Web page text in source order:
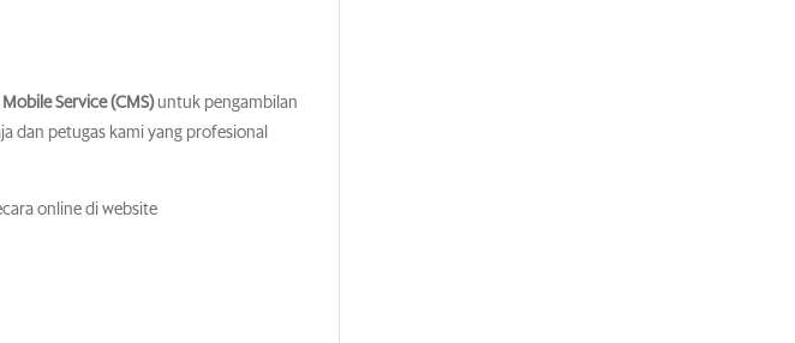
Mobile Service (CMS)untuk pengambilan
dan petugas kami yang profesional
online di website